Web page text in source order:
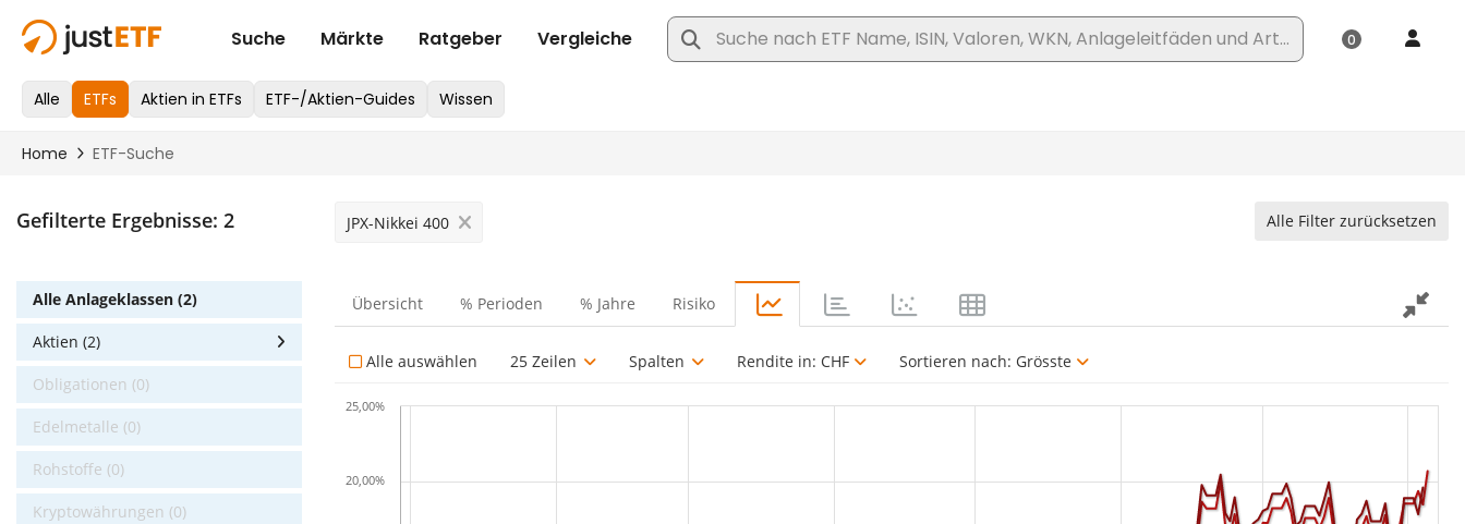
Gefilterte Ergebnisse: 2 JPX-Nikkei 400 Alle Filter zurücksetzen
Alle Anlageklassen (2)
Aktien (2)
Obligationen (0)
Edelmetalle (0)
Rohstoffe (0)
Kryptowährungen (0)
Übersicht % Perioden % Jahre Risiko
Alle auswählen 25 Zeilen Spalten Rendite in: CHF Sortieren nach: Grösste
20,00%
25,00%